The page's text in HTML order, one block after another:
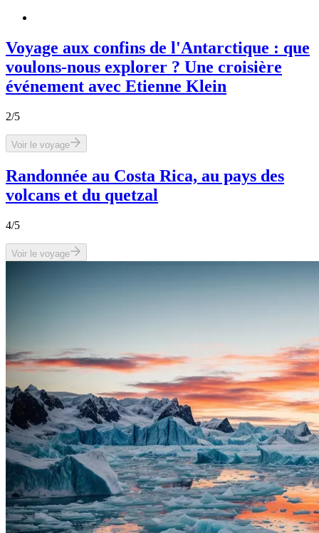
Voyage aux confins de l'Antarctique : que
voulons-nous explorer ? Une croisière
événement avec Etienne Klein
2/5
Voir le voyage
Randonnée au Costa Rica, au pays des
volcans et du quetzal
4/5
Voir le voyage